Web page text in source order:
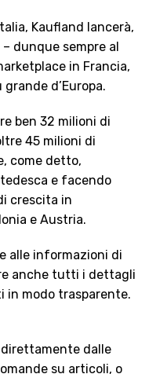
Kaufland lancerà,
dunque sempre al
in Francia,
d’Europa.
ben 32 milioni di
45 milioni di
come detto,
e facendo
crescita in
e Austria.
alle informazioni di
anche tutti i dettagli
in modo trasparente.
dalle
su articoli, o